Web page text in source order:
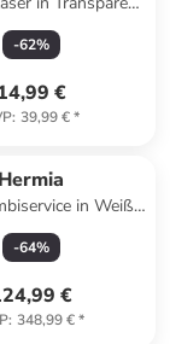
- 360 ml
-62%
€
: 39,99 €*
Hermia
in Weiß/
Grün/ Lila
-64%
€
: 348,99 €*